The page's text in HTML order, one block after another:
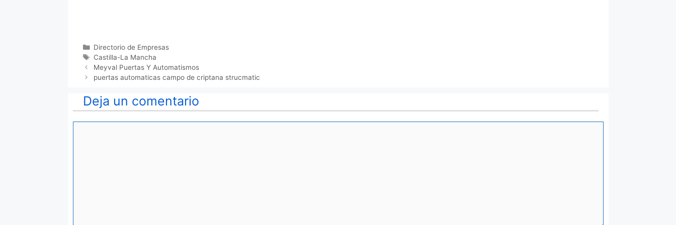
Categorías
Directorio de Empresas
Etiquetas
Castilla-La Mancha
Meyval Puertas Y Automatismos
puertas automaticas campo de criptana strucmatic
Deja un comentario